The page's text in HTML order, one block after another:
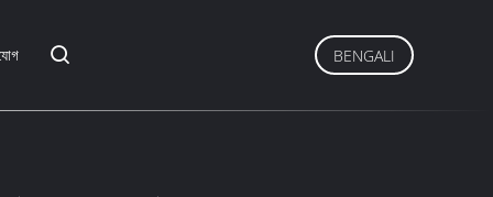
BENGALI